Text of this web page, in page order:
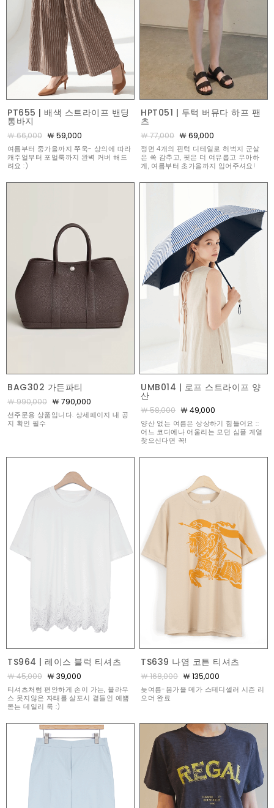
PT655 | 배색 스트라이프 밴딩
통바지
￦ 66,000 ￦ 59,000
여름부터 중가을까지 쭈욱- 상의에 따라
캐주얼부터 포멀룩까지 완벽 커버 해드
려요 :)
HPT051 | 투턱 버뮤다 하프 팬
츠
￦ 77,000 ￦ 69,000
정면 4개의 핀턱 디테일로 허벅지 군살
은 쏙 감추고, 핏은 더 여유롭고 우아하
게, 여름부터 초가을까지 입어주셔요!
BAG302 가든파티
￦ 990,000 ￦ 790,000
선주문용 상품입니다. 상세페이지 내 공
지 확인 필수
UMB014 | 로프 스트라이프 양
산
￦ 58,000 ￦ 49,000
양산 없는 여름은 상상하기 힘들어요 ::
어느 코디에나 어울리는 모던 심플 계열
찾으신다면 꼭!
TS964 | 레이스 블럭 티셔츠
￦ 45,000 ￦ 39,000
티셔츠처럼 편안하게 손이 가는, 블라우
스 못지않은 자태를 살포시 곁들인 예쁨
돋는 데일리 룩 :)
TS639 나염 코튼 티셔츠
￦ 168,000 ￦ 135,000
늦여름-봄가을 메가 스테디셀러 시즌 리
오더 완료